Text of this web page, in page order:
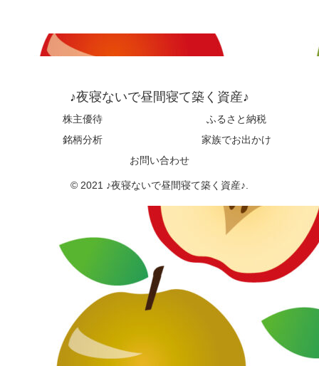
♪夜寝ないで昼間寝て築く資産♪
株主優待
ふるさと納税
銘柄分析
家族でお出かけ
お問い合わせ
© 2021 ♪夜寝ないで昼間寝て築く資産♪.